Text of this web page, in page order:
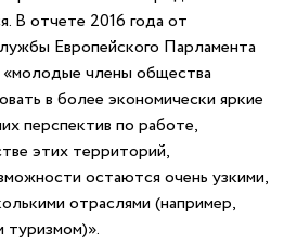
В отчете 2016 года от
Европейского Парламента
«молодые члены общества
в более экономически яркие
перспектив по работе,
этих территорий,
остаются очень узкими,
отраслями (например,
туризмом)».